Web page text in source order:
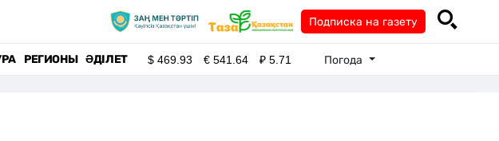
Подписка на газету
РЕГИОНЫ ӘДІЛЕТ $469.93 €541.64 ₽5.71 Погода